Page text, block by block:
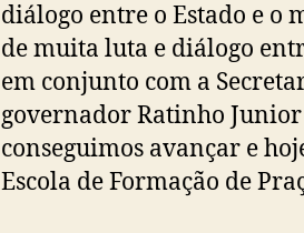
diálogo entre o Estado e o
de muita luta e diálogo
em conjunto com a
governador Ratinho
conseguimos avançar e
Escola de Formação de